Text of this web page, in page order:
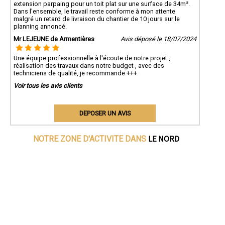
extension parpaing pour un toit plat sur une surface de 34m².
Dans l'ensemble, le travail reste conforme à mon attente
malgré un retard de livraison du chantier de 10 jours sur le
planning annoncé.
Mr LEJEUNE de Armentières
Avis déposé le 18/07/2024
Une équipe professionnelle à l'écoute de notre projet ,
réalisation des travaux dans notre budget , avec des
techniciens de qualité, je recommande +++
Voir tous les avis clients
DEPOSER UN AVIS
NOTRE ZONE D'ACTIVITE DANS LE NORD